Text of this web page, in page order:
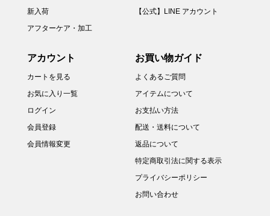
新入荷
アフターケア・加工
【公式】LINE アカウント
アカウント
カートを見る
お気に入り一覧
ログイン
会員登録
会員情報変更
お買い物ガイド
よくあるご質問
アイテムについて
お支払い方法
配送・送料について
返品について
特定商取引法に関する表示
プライバシーポリシー
お問い合わせ